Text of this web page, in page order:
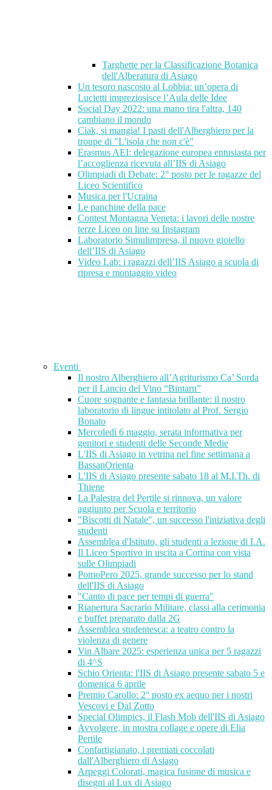
Targhette per la Classificazione Botanica
dell'Alberatura di Asiago
Un tesoro nascosto al Lobbia: un’opera di
Lucietti impreziosisce l’Aula delle Idee
Social Day 2022: una mano tira l'altra, 140
cambiano il mondo
Ciak, si mangia! I pasti dell'Alberghiero per la
troupe di "L'isola che non c'è"
Erasmus AEI: delegazione europea entusiasta per
l’accoglienza ricevuta all’IIS di Asiago
Olimpiadi di Debate: 2° posto per le ragazze del
Liceo Scientifico
Musica per l'Ucraina
Le panchine della pace
Contest Montagna Veneta: i lavori delle nostre
terze Liceo on line su Instagram
Laboratorio Simulimpresa, il nuovo gioiello
dell’IIS di Asiago
Video Lab: i ragazzi dell’IIS Asiago a scuola di
ripresa e montaggio video
Eventi
Il nostro Alberghiero all’Agriturismo Ca’ Sorda
per il Lancio del Vino “Bintarn”
Cuore sognante e fantasia brillante: il nostro
laboratorio di lingue intitolato al Prof. Sergio
Bonato
Mercoledì 6 maggio, serata informativa per
genitori e studenti delle Seconde Medie
L'IIS di Asiago in vetrina nel fine settimana a
BassanOrienta
L'IIS di Asiago presente sabato 18 al M.I.Th. di
Thiene
La Palestra del Pertile si rinnova, un valore
aggiunto per Scuola e territorio
"Biscotti di Natale", un successo l'iniziativa degli
studenti
Assemblea d'Istituto, gli studenti a lezione di I.A.
Il Liceo Sportivo in uscita a Cortina con vista
sulle Olimpiadi
PomoPero 2025, grande successo per lo stand
dell'IIS di Asiago
"Canto di pace per tempi di guerra"
Riapertura Sacrario Militare, classi alla cerimonia
e buffet preparato dalla 2G
Assemblea studentesca: a teatro contro la
violenza di genere
Vin Albare 2025: esperienza unica per 5 ragazzi
di 4^S
Schio Orienta: l'IIS di Asiago presente sabato 5 e
domenica 6 aprile
Premio Carollo: 2° posto ex aequo per i nostri
Vescovi e Dal Zotto
Special Olimpics, il Flash Mob dell'IIS di Asiago
Avvolgere, in mostra collage e opere di Elia
Pertile
Confartigianato, i premiati coccolati
dall'Alberghiero di Asiago
Arpeggi Colorati, magica fusione di musica e
disegni al Lux di Asiago